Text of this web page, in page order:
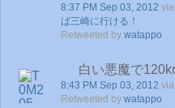
8:37 PM Sep 03, 2012 via
ば三崎に行ける！
Retweeted by watappo
白い悪魔で
8:43 PM Sep 03, 2012 via
Retweeted by watappo